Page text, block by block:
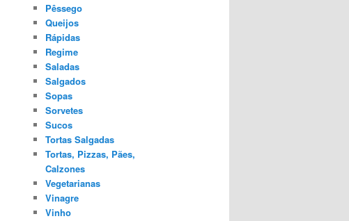
Pêssego
Queijos
Rápidas
Regime
Saladas
Salgados
Sopas
Sorvetes
Sucos
Tortas Salgadas
Tortas, Pizzas, Pães,
Calzones
Vegetarianas
Vinagre
Vinho